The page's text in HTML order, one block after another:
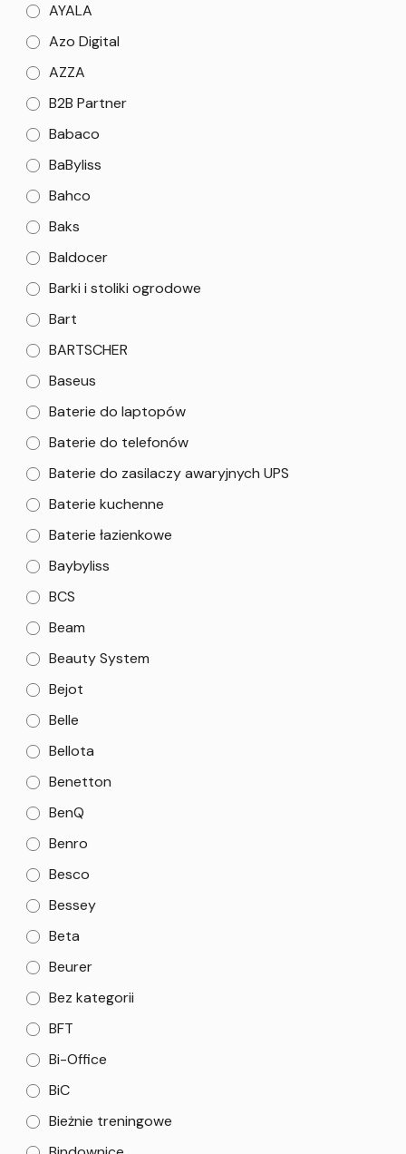
AYALA
Azo Digital
AZZA
B2B Partner
Babaco
BaByliss
Bahco
Baks
Baldocer
Barki i stoliki ogrodowe
Bart
BARTSCHER
Baseus
Baterie do laptopów
Baterie do telefonów
Baterie do zasilaczy awaryjnych UPS
Baterie kuchenne
Baterie łazienkowe
Baybyliss
BCS
Beam
Beauty System
Bejot
Belle
Bellota
Benetton
BenQ
Benro
Besco
Bessey
Beta
Beurer
Bez kategorii
BFT
Bi-Office
BiC
Bieżnie treningowe